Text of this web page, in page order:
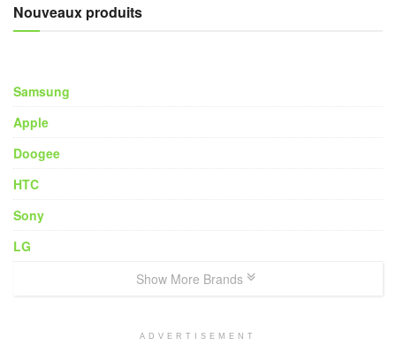
Nouveaux produits
Samsung
Apple
Doogee
HTC
Sony
LG
Show More Brands
ADVERTISEMENT